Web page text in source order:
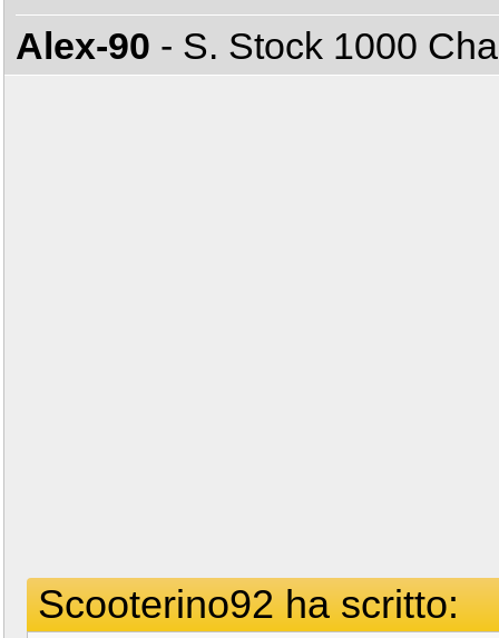
Alex-90 - S. Stock 1000
Scooterino92 ha scritto: